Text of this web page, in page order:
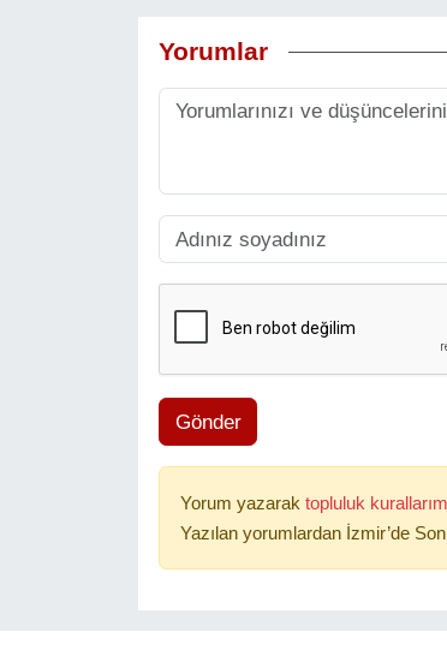
Yorumlar
Gönder
Yorum yazarak topluluk
Yazılan yorumlardan İzmir’de